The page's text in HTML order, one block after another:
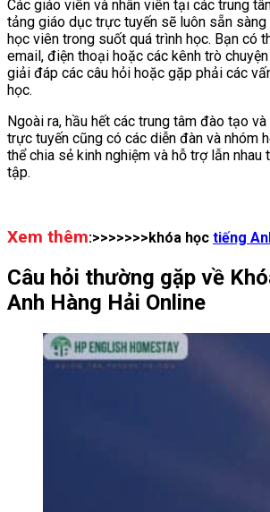
Các giáo viên và nhân viên tại các trung
tảng giáo dục trực tuyến sẽ luôn sẵn
học viên trong suốt quá trình học. Bạn có
email, điện thoại hoặc các kênh trò
giải đáp các câu hỏi hoặc gặp phải các
học.
Ngoài ra, hầu hết các trung tâm đào tạo
trực tuyến cũng có các diễn đàn và nhóm
thể chia sẻ kinh nghiệm và hỗ trợ lẫn nhau
tập.
Xem thêm:>>>>>>>khóa học tiếng
Câu hỏi thường gặp về
Anh Hàng Hải Online